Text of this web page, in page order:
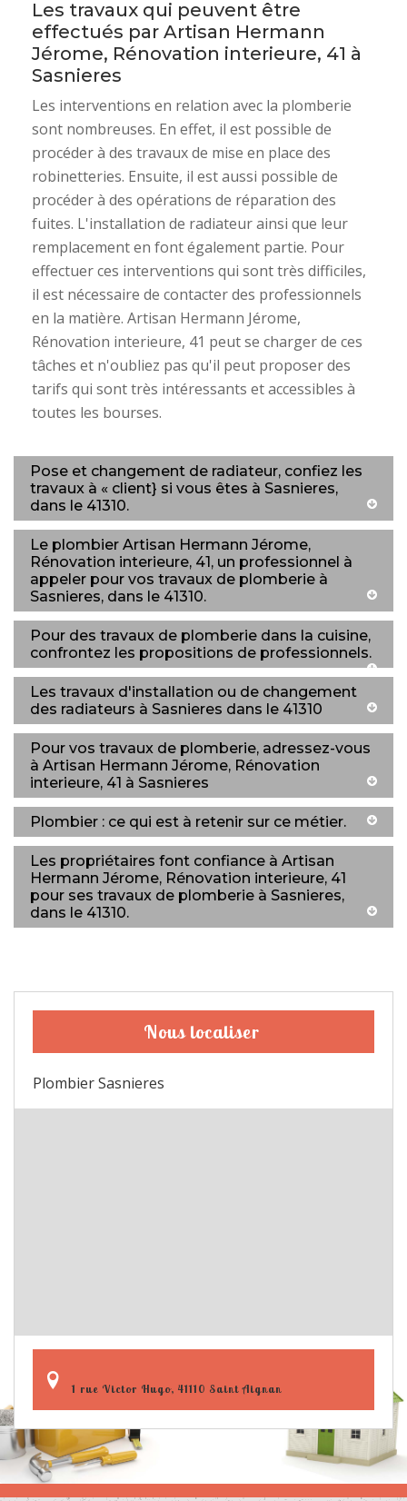
Les travaux qui peuvent être
effectués par Artisan Hermann
Jérome, Rénovation interieure, 41 à
Sasnieres
Les interventions en relation avec la plomberie
sont nombreuses. En effet, il est possible de
procéder à des travaux de mise en place des
robinetteries. Ensuite, il est aussi possible de
procéder à des opérations de réparation des
fuites. L'installation de radiateur ainsi que leur
remplacement en font également partie. Pour
effectuer ces interventions qui sont très difficiles,
il est nécessaire de contacter des professionnels
en la matière. Artisan Hermann Jérome,
Rénovation interieure, 41 peut se charger de ces
tâches et n'oubliez pas qu'il peut proposer des
tarifs qui sont très intéressants et accessibles à
toutes les bourses.
Pose et changement de radiateur, confiez les
travaux à « client} si vous êtes à Sasnieres,
dans le 41310.
Le plombier Artisan Hermann Jérome,
Rénovation interieure, 41, un professionnel à
appeler pour vos travaux de plomberie à
Sasnieres, dans le 41310.
Pour des travaux de plomberie dans la cuisine,
confrontez les propositions de professionnels.
Les travaux d'installation ou de changement
des radiateurs à Sasnieres dans le 41310
Pour vos travaux de plomberie, adressez-vous
à Artisan Hermann Jérome, Rénovation
interieure, 41 à Sasnieres
Plombier : ce qui est à retenir sur ce métier.
Les propriétaires font confiance à Artisan
Hermann Jérome, Rénovation interieure, 41
pour ses travaux de plomberie à Sasnieres,
dans le 41310.
Nous localiser
Plombier Sasnieres
1 rue Victor Hugo, 41110 Saint Aignan